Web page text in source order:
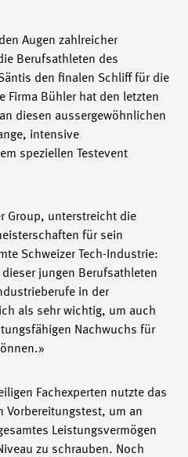
Augen zahlreicher
Berufsathleten des
den finalen Schliff für die
Firma Bühler hat den letzten
diesen aussergewöhnlichen
intensive
speziellen Testevent
Group, unterstreicht die
für sein
Schweizer Tech-Industrie:
jungen Berufsathleten
in der
als sehr wichtig, um auch
Nachwuchs für
Fachexperten nutzte das
Vorbereitungstest, um an
Leistungsvermögen
zu schrauben. Noch